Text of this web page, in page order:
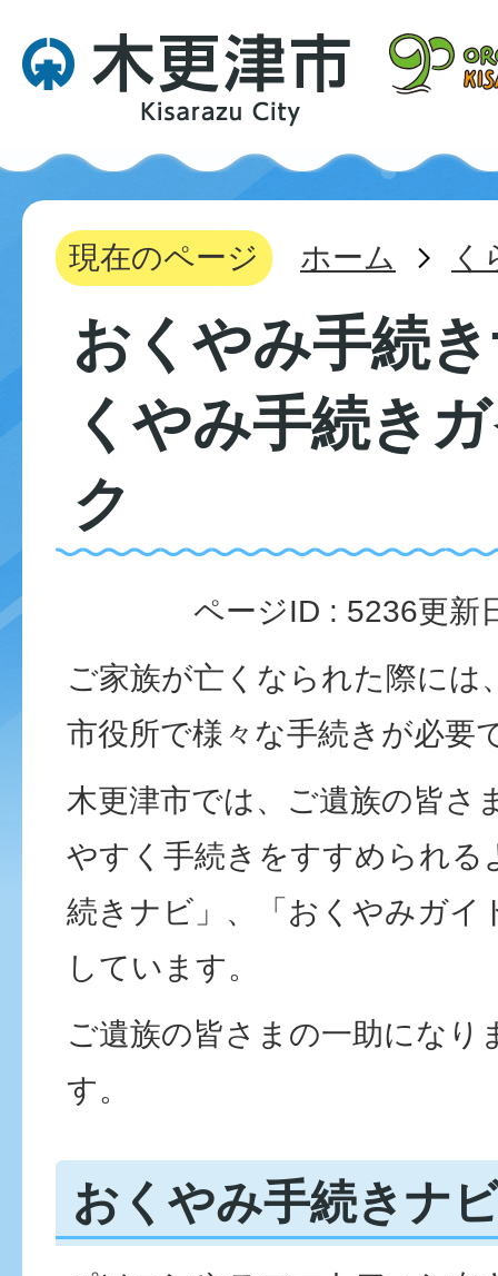
現在のページ ホーム く
おくやみ手続
くやみ手続き
ク
ページID : 5236更新
ご家族が亡くなられた際には
市役所で様々な手続きが必要
木更津市では、ご遺族の皆さ
やすく手続きをすすめられる
続きナビ」、「おくやみガイ
しています。
ご遺族の皆さまの一助になり
す。
おくやみ手続きナ